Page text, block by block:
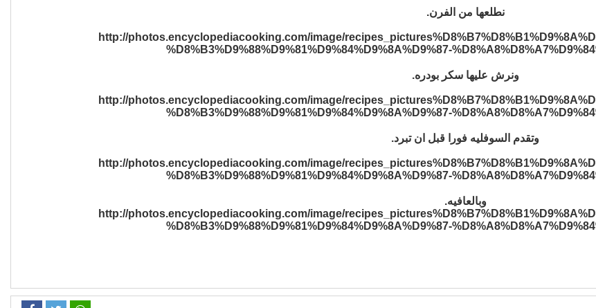
نطلعها من الفرن.
ونرش عليها سكر بودره.
وتقدم السوفليه فورا قبل ان تبرد.
وبالعافيه.